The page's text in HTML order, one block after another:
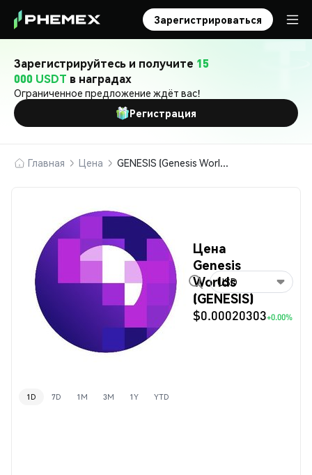
Зарегистрироваться
Зарегистрируйтесь и получите 15
000 USDT в наградах
Ограниченное предложение ждёт вас!
Регистрация
Главная Цена GENESIS (Genesis Worlds)
Цена
Genesis
Worlds
(GENESIS)
$0.00020303+0.00%
USD
1D 7D 1M 3M 1Y YTD